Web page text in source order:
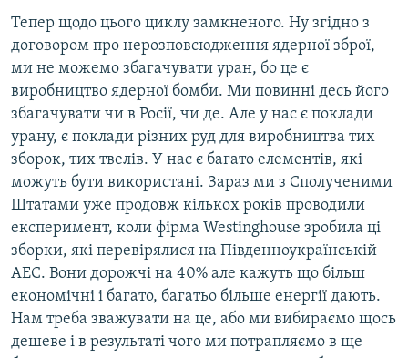
Тепер щодо цього циклу замкненого. Ну згідно з
договором про нерозповсюдження ядерної зброї,
ми не можемо збагачувати уран, бо це є
виробництво ядерної бомби. Ми повинні десь його
збагачувати чи в Росії, чи де. Але у нас є поклади
урану, є поклади різних руд для виробництва тих
зборок, тих твелів. У нас є багато елементів, які
можуть бути використані. Зараз ми з Сполученими
Штатами уже продовж кількох років проводили
експеримент, коли фірма Westinghouse зробила ці
зборки, які перевірялися на Південноукраїнській
АЕС. Вони дорожчі на 40% але кажуть що більш
економічні і багато, багатьо більше енергії дають.
Нам треба зважувати на це, або ми вибираємо щось
дешеве і в результаті чого ми потрапляємо в ще